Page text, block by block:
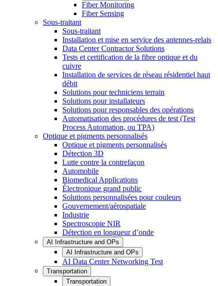
Fiber Monitoring
Fiber Sensing
Sous-traitant
Sous-traitant
Installation et mise en service des antennes-relais
Data Center Contractor Solutions
Tests et certification de la fibre optique et du
cuivre
Installation de services de réseau résidentiel haut
débit
Solutions pour techniciens terrain
Solutions pour installateurs
Solutions pour responsables des opérations
Automatisation des procédures de test (Test
Process Automation, ou TPA)
Optique et pigments personnalisés
Optique et pigments personnalisés
Détection 3D
Lutte contre la contrefaçon
Automobile
Biomedical Applications
Électronique grand public
Solutions personnalisées pour couleurs
Gouvernement/aérospatiale
Industrie
Spectroscopie NIR
Détection en longueur d’onde
AI Infrastructure and OPs
AI Infrastructure and OPs
AI Data Center Networking Test
Transportation
Transportation